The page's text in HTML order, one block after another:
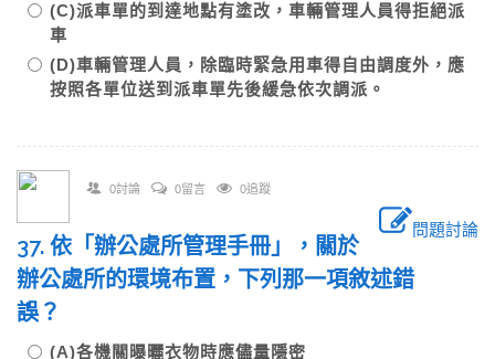
(C)派車單的到達地點有塗改，車輛管理人員得拒絕派
車
(D)車輛管理人員，除臨時緊急用車得自由調度外，應
按照各單位送到派車單先後緩急依次調派。
0討論 0留言 0追蹤
問題討論
37. 依「辦公處所管理手冊」，關於
辦公處所的環境布置，下列那一項敘述錯
誤？
(A)各機關曝曬衣物時應儘量隱密